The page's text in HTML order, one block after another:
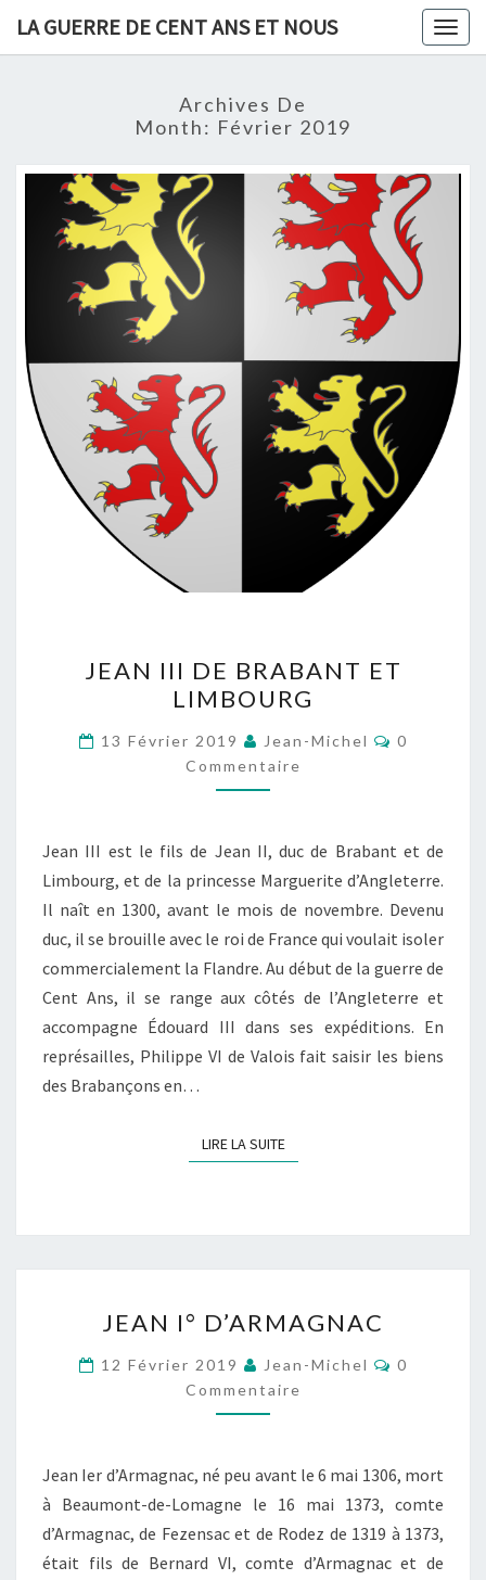
LA GUERRE DE CENT ANS ET NOUS
Archives De
Month: Février 2019
III
DE
BRABANT
ET
LIMBOURG
JEAN III DE BRABANT ET
LIMBOURG
13 Février 2019 Jean-Michel
0
Commentaire
Jean III est le fils de Jean II, duc de Brabant et de
Limbourg, et de la princesse Marguerite d’Angleterre.
Il naît en 1300, avant le mois de novembre. Devenu
duc, il se brouille avec le roi de France qui voulait isoler
commercialement la Flandre. Au début de la guerre de
Cent Ans, il se range aux côtés de l’Angleterre et
accompagne Édouard III dans ses expéditions. En
représailles, Philippe VI de Valois fait saisir les biens
des Brabançons en…
LIRE LA SUITELIRE LA SUITE
I°
D’ARMAGNAC
JEAN I° D’ARMAGNAC
12 Février 2019 Jean-Michel
0
Commentaire
Jean Ier d’Armagnac, né peu avant le 6 mai 1306, mort
à Beaumont-de-Lomagne le 16 mai 1373, comte
d’Armagnac, de Fezensac et de Rodez de 1319 à 1373,
était fils de Bernard VI, comte d’Armagnac et de